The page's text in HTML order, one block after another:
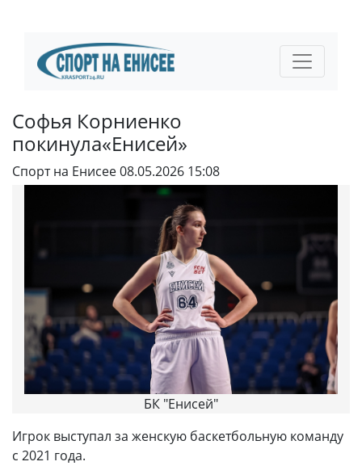
Софья Корниенко
покинула«Енисей»
Спорт на Енисее08.05.2026 15:08
БК "Енисей"
Игрок выступал за женскую баскетбольную команду
с 2021 года.